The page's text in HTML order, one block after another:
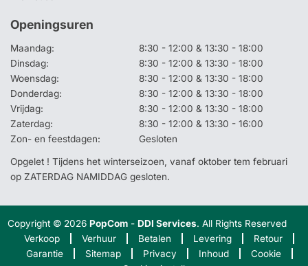
Openingsuren
Maandag:
8:30 - 12:00 & 13:30 - 18:00
Dinsdag:
8:30 - 12:00 & 13:30 - 18:00
Woensdag:
8:30 - 12:00 & 13:30 - 18:00
Donderdag:
8:30 - 12:00 & 13:30 - 18:00
Vrijdag:
8:30 - 12:00 & 13:30 - 18:00
Zaterdag:
8:30 - 12:00 & 13:30 - 16:00
Zon- en feestdagen:
Gesloten
Opgelet ! Tijdens het winterseizoen, vanaf oktober tem februari
op ZATERDAG NAMIDDAG gesloten.
Copyright © 2026PopCom -DDI Services. All Rights Reserved
Verkoop
Verhuur Betalen Levering
Retour
Garantie
Sitemap Privacy Inhoud
Cookie